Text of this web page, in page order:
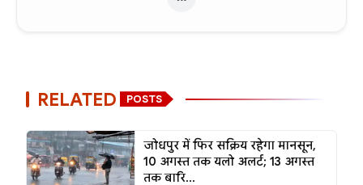
RELATED POSTS
जोधपुर में फिर सक्रिय रहेगा मानसून,
10 अगस्त तक यलो अलर्ट; 13 अगस्त
तक बारि...